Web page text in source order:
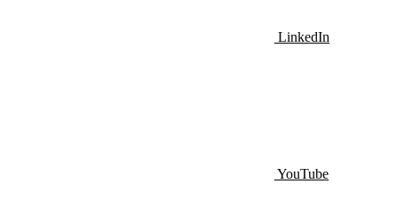
LinkedIn
YouTube